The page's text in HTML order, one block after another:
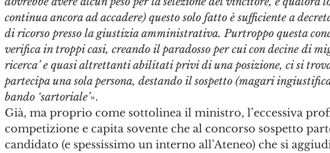
continua ancora ad accadere) questo solo fatto è sufficiente a
di ricorso presso la giustizia amministrativa. Purtroppo questa
verifica in troppi casi, creando il paradosso per cui con decine di
ricerca’ e quasi altrettanti abilitati privi di una posizione, ci si
partecipa una sola persona, destando il sospetto (magari
bando ‘sartoriale’».
Già, ma proprio come sottolinea il ministro, l’eccessiva
competizione e capita sovente che al concorso sospetto
candidato (e spessissimo un interno all’Ateneo) che si